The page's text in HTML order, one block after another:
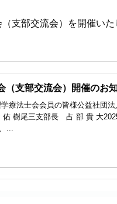
支部交流会）を開催いた
支部交流会）開催のお
療法士会会員の皆様公益社団
樹尾三支部長 占 部 貴 大
...